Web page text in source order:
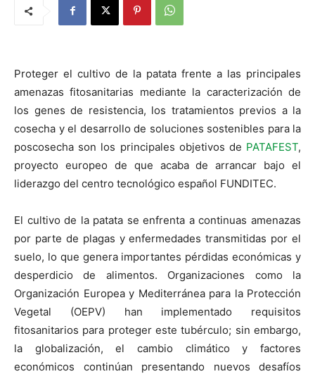
Proteger el cultivo de la patata frente a las principales
amenazas fitosanitarias mediante la caracterización de
los genes de resistencia, los tratamientos previos a la
cosecha y el desarrollo de soluciones sostenibles para la
poscosecha son los principales objetivos de PATAFEST,
proyecto europeo de que acaba de arrancar bajo el
liderazgo del centro tecnológico español FUNDITEC.
El cultivo de la patata se enfrenta a continuas amenazas
por parte de plagas y enfermedades transmitidas por el
suelo, lo que genera importantes pérdidas económicas y
desperdicio de alimentos. Organizaciones como la
Organización Europea y Mediterránea para la Protección
Vegetal (OEPV) han implementado requisitos
fitosanitarios para proteger este tubérculo; sin embargo,
la globalización, el cambio climático y factores
económicos continúan presentando nuevos desafíos